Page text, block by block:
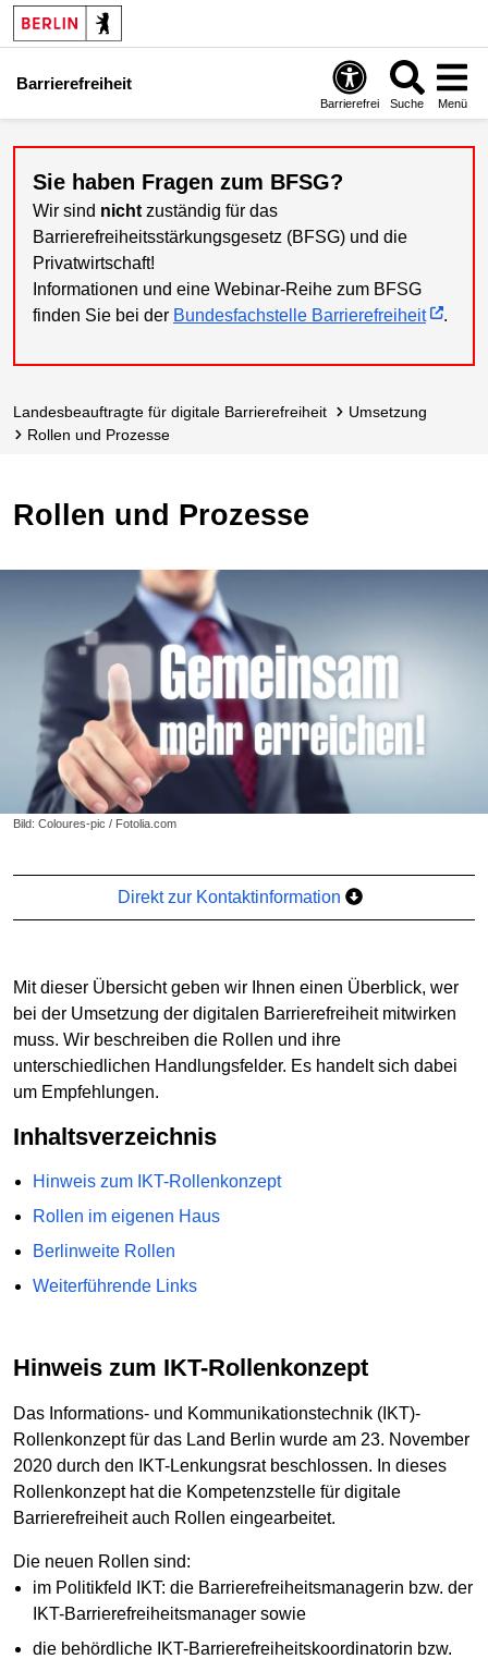
Barrierefreiheit
Barrierefrei Suche Menü
Sie haben Fragen zum BFSG?
Wir sind nicht zuständig für das
Barrierefreiheitsstärkungsgesetz (BFSG) und die
Privatwirtschaft!
Informationen und eine Webinar-Reihe zum BFSG
finden Sie bei der Bundesfachstelle Barrierefreiheit .
Landes­beauftragte für digitale Barrierefreiheit
Umsetzung
Rollen und Prozesse
Rollen und Prozesse
Bild: Coloures-pic / Fotolia.com
Direkt zur Kontaktinformation
Mit dieser Übersicht geben wir Ihnen einen Überblick, wer
bei der Umsetzung der digitalen Barrierefreiheit mitwirken
muss. Wir beschreiben die Rollen und ihre
unterschiedlichen Handlungsfelder. Es handelt sich dabei
um Empfehlungen.
Inhaltsverzeichnis
Hinweis zum IKT-Rollenkonzept
Rollen im eigenen Haus
Berlinweite Rollen
Weiterführende Links
Hinweis zum IKT-Rollenkonzept
Das Informations- und Kommunikationstechnik (IKT)-
Rollenkonzept für das Land Berlin wurde am 23. November
2020 durch den IKT-Lenkungsrat beschlossen. In dieses
Rollenkonzept hat die Kompetenzstelle für digitale
Barrierefreiheit auch Rollen eingearbeitet.
Die neuen Rollen sind:
im Politikfeld IKT: die Barrierefreiheitsmanagerin bzw. der
IKT-Barrierefreiheitsmanager sowie
die behördliche IKT-Barrierefreiheitskoordinatorin bzw.